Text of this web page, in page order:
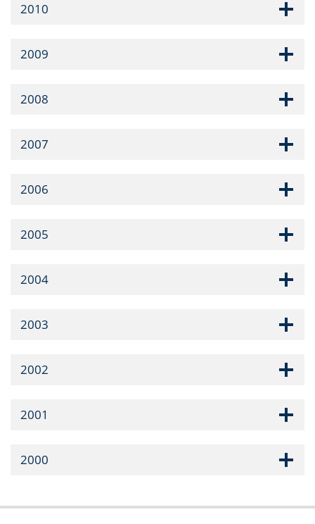
2010
2009
2008
2007
2006
2005
2004
2003
2002
2001
2000